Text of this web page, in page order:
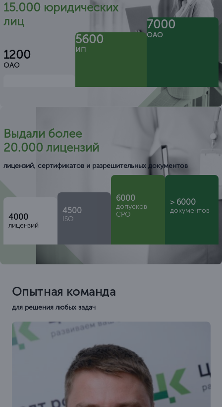
15.000 юридических
лиц
1200
ОАО
5600
ИП
7000
ОАО
Выдали более
20.000 лицензий
лицензий, сертификатов и разрешительных документов
4000
лицензий
4500
ISO
6000
допусков
СРО
> 6000
документов
Опытная команда
для решения любых задач